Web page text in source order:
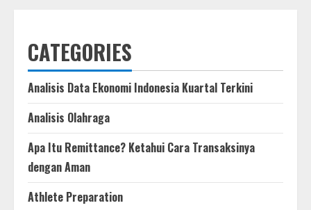
CATEGORIES
Analisis Data Ekonomi Indonesia Kuartal Terkini
Analisis Olahraga
Apa Itu Remittance? Ketahui Cara Transaksinya
dengan Aman
Athlete Preparation